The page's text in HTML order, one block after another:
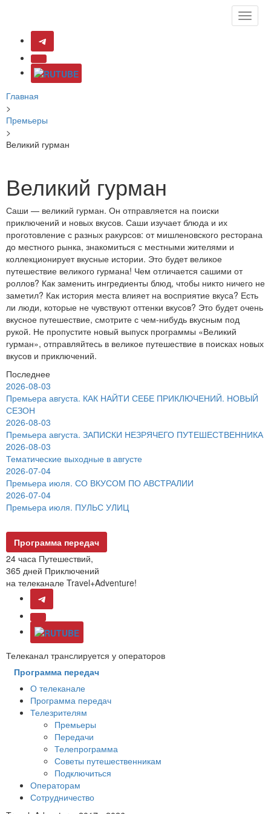
Toggle
Главная
>
Премьеры
>
Великий гурман
Великий гурман
Саши — великий гурман. Он отправляется на поиски
приключений и новых вкусов. Саши изучает блюда и их
проготовление с разных ракурсов: от мишленовского ресторана
до местного рынка, знакомиться с местными жителями и
коллекционирует вкусные истории. Это будет великое
путешествие великого гурмана! Чем отличается сашими от
роллов? Как заменить ингредиенты блюд, чтобы никто ничего не
заметил? Как история места влияет на восприятие вкуса? Есть
ли люди, которые не чувствуют оттенки вкусов? Это будет очень
вкусное путешествие, смотрите с чем-нибудь вкусным под
рукой. Не пропустите новый выпуск программы «Великий
гурман», отправляйтесь в великое путешествие в поисках новых
вкусов и приключений.
Последнее
2026-08-03
Премьера августа. КАК НАЙТИ СЕБЕ ПРИКЛЮЧЕНИЙ. НОВЫЙ
СЕЗОН
2026-08-03
Премьера августа. ЗАПИСКИ НЕЗРЯЧЕГО ПУТЕШЕСТВЕННИКА
2026-08-03
Тематические выходные в августе
2026-07-04
Премьера июля. СО ВКУСОМ ПО АВСТРАЛИИ
2026-07-04
Премьера июля. ПУЛЬС УЛИЦ
Программа передач
24 часа Путешествий,
365 дней Приключений
на телеканале Travel+Adventure!
Телеканал транслируется у операторов
Программа передач
О телеканале
Программа передач
Телезрителям
Премьеры
Передачи
Телепрограмма
Советы путешественникам
Подключиться
Операторам
Сотрудничество